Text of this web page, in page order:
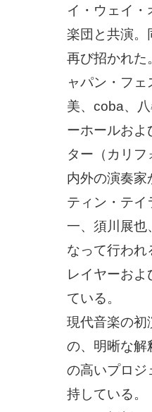
イ・ウェイ
楽団と共演。
再び招かれた
ャパン・フ
美、coba、
ーホールおよ
ター（カリ
内外の演奏家
ティン・テイ
一、須川展也
なって行われ
レイヤーお
ている。
現代音楽の初
の、明晰な解
の高いプロジ
持している。